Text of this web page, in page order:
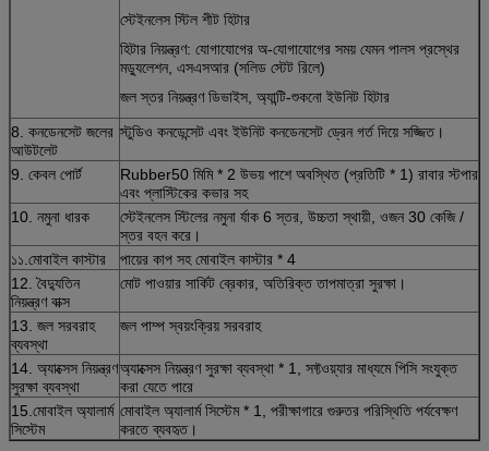
স্টেইনলেস স্টিল শীট হিটার
হিটার নিয়ন্ত্রণ: যোগাযোগের অ-যোগাযোগের সময় যেমন পালস প্রস্থের
মড্যুলেশন, এসএসআর (সলিড স্টেট রিলে)
জল স্তর নিয়ন্ত্রণ ডিভাইস, অ্যান্টি-শুকনো ইউনিট হিটার
8. কনডেনসেট জলের
আউটলেট
স্টুডিও কনডেন্সেট এবং ইউনিট কনডেনসেট ড্রেন গর্ত দিয়ে সজ্জিত।
9. কেবল পোর্ট
Rubber50 মিমি * 2 উভয় পাশে অবস্থিত (প্রতিটি * 1) রাবার স্টপার
এবং প্লাস্টিকের কভার সহ
10. নমুনা ধারক
স্টেইনলেস স্টিলের নমুনা র্যাক 6 স্তর, উচ্চতা স্থায়ী, ওজন 30 কেজি /
স্তর বহন করে।
১১.মোবাইল কাস্টার
পায়ের কাপ সহ মোবাইল কাস্টার * 4
12. বৈদ্যুতিন
নিয়ন্ত্রণ বাক্স
মোট পাওয়ার সার্কিট ব্রেকার, অতিরিক্ত তাপমাত্রা সুরক্ষা।
13. জল সরবরাহ
ব্যবস্থা
জল পাম্প স্বয়ংক্রিয় সরবরাহ
14. অ্যাক্সেস নিয়ন্ত্রণ
সুরক্ষা ব্যবস্থা
অ্যাক্সেস নিয়ন্ত্রণ সুরক্ষা ব্যবস্থা * 1, সফ্টওয়্যার মাধ্যমে পিসি সংযুক্ত
করা যেতে পারে
15.মোবাইল অ্যালার্ম
সিস্টেম
মোবাইল অ্যালার্ম সিস্টেম * 1, পরীক্ষাগারে গুরুতর পরিস্থিতি পর্যবেক্ষণ
করতে ব্যবহৃত।